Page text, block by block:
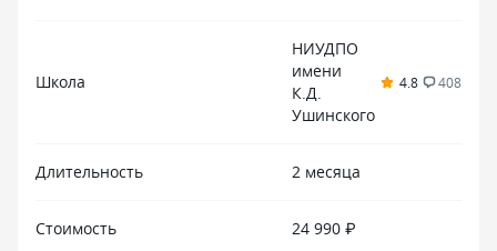
Школа
НИУДПО
имени
К.Д.
Ушинского
4.8 408
Длительность 2 месяца
Стоимость 24 990 ₽